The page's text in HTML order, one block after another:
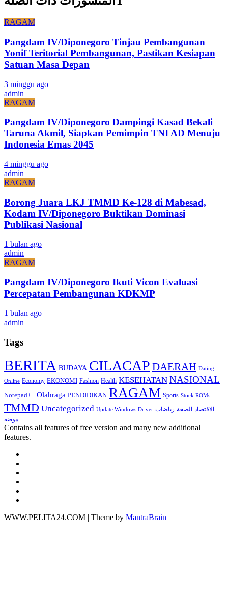
RAGAM
Pangdam IV/Diponegoro Tinjau Pembangunan
Yonif Teritorial Pembangunan, Pastikan Kesiapan
Satuan Masa Depan
3 minggu ago
admin
RAGAM
Pangdam IV/Diponegoro Dampingi Kasad Bekali
Taruna Akmil, Siapkan Pemimpin TNI AD Menuju
Indonesia Emas 2045
4 minggu ago
admin
RAGAM
Borong Juara LKJ TMMD Ke-128 di Mabesad,
Kodam IV/Diponegoro Buktikan Dominasi
Publikasi Nasional
1 bulan ago
admin
RAGAM
Pangdam IV/Diponegoro Ikuti Vicon Evaluasi
Percepatan Pembangunan KDKMP
1 bulan ago
admin
Tags
BERITA BUDAYA CILACAP DAERAH Dating
Online Economy EKONOMI Fashion Health KESEHATAN NASIONAL
Notepad++ Olahraga PENDIDIKAN RAGAM Sports Stock ROMs
TMMD Uncategorized Update Windows Driver الاقتصاد الصحة رياضات
موضه
Contains all features of free version and many new additional
features.
WWW.PELITA24.COM | Theme by MantraBrain